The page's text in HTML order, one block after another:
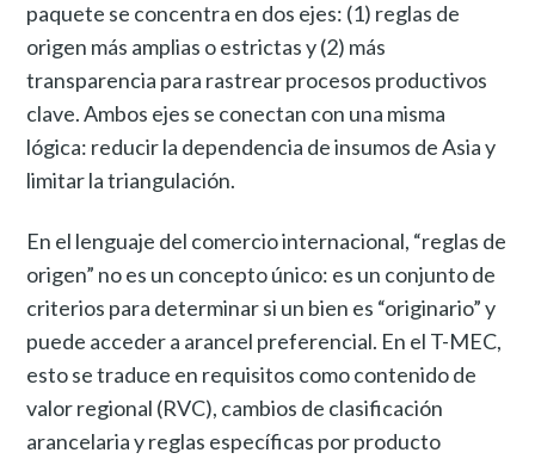
paquete se concentra en dos ejes: (1) reglas de
origen más amplias o estrictas y (2) más
transparencia para rastrear procesos productivos
clave. Ambos ejes se conectan con una misma
lógica: reducir la dependencia de insumos de Asia y
limitar la triangulación.
En el lenguaje del comercio internacional, “reglas de
origen” no es un concepto único: es un conjunto de
criterios para determinar si un bien es “originario” y
puede acceder a arancel preferencial. En el T-MEC,
esto se traduce en requisitos como contenido de
valor regional (RVC), cambios de clasificación
arancelaria y reglas específicas por producto